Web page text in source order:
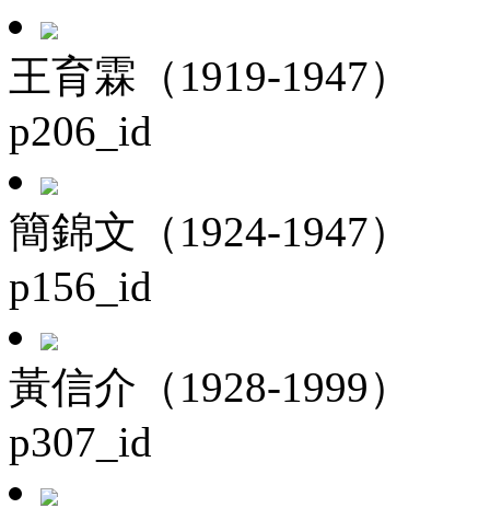
王育霖（1919-1947）
p206_id
簡錦文（1924-1947）
p156_id
黃信介（1928-1999）
p307_id